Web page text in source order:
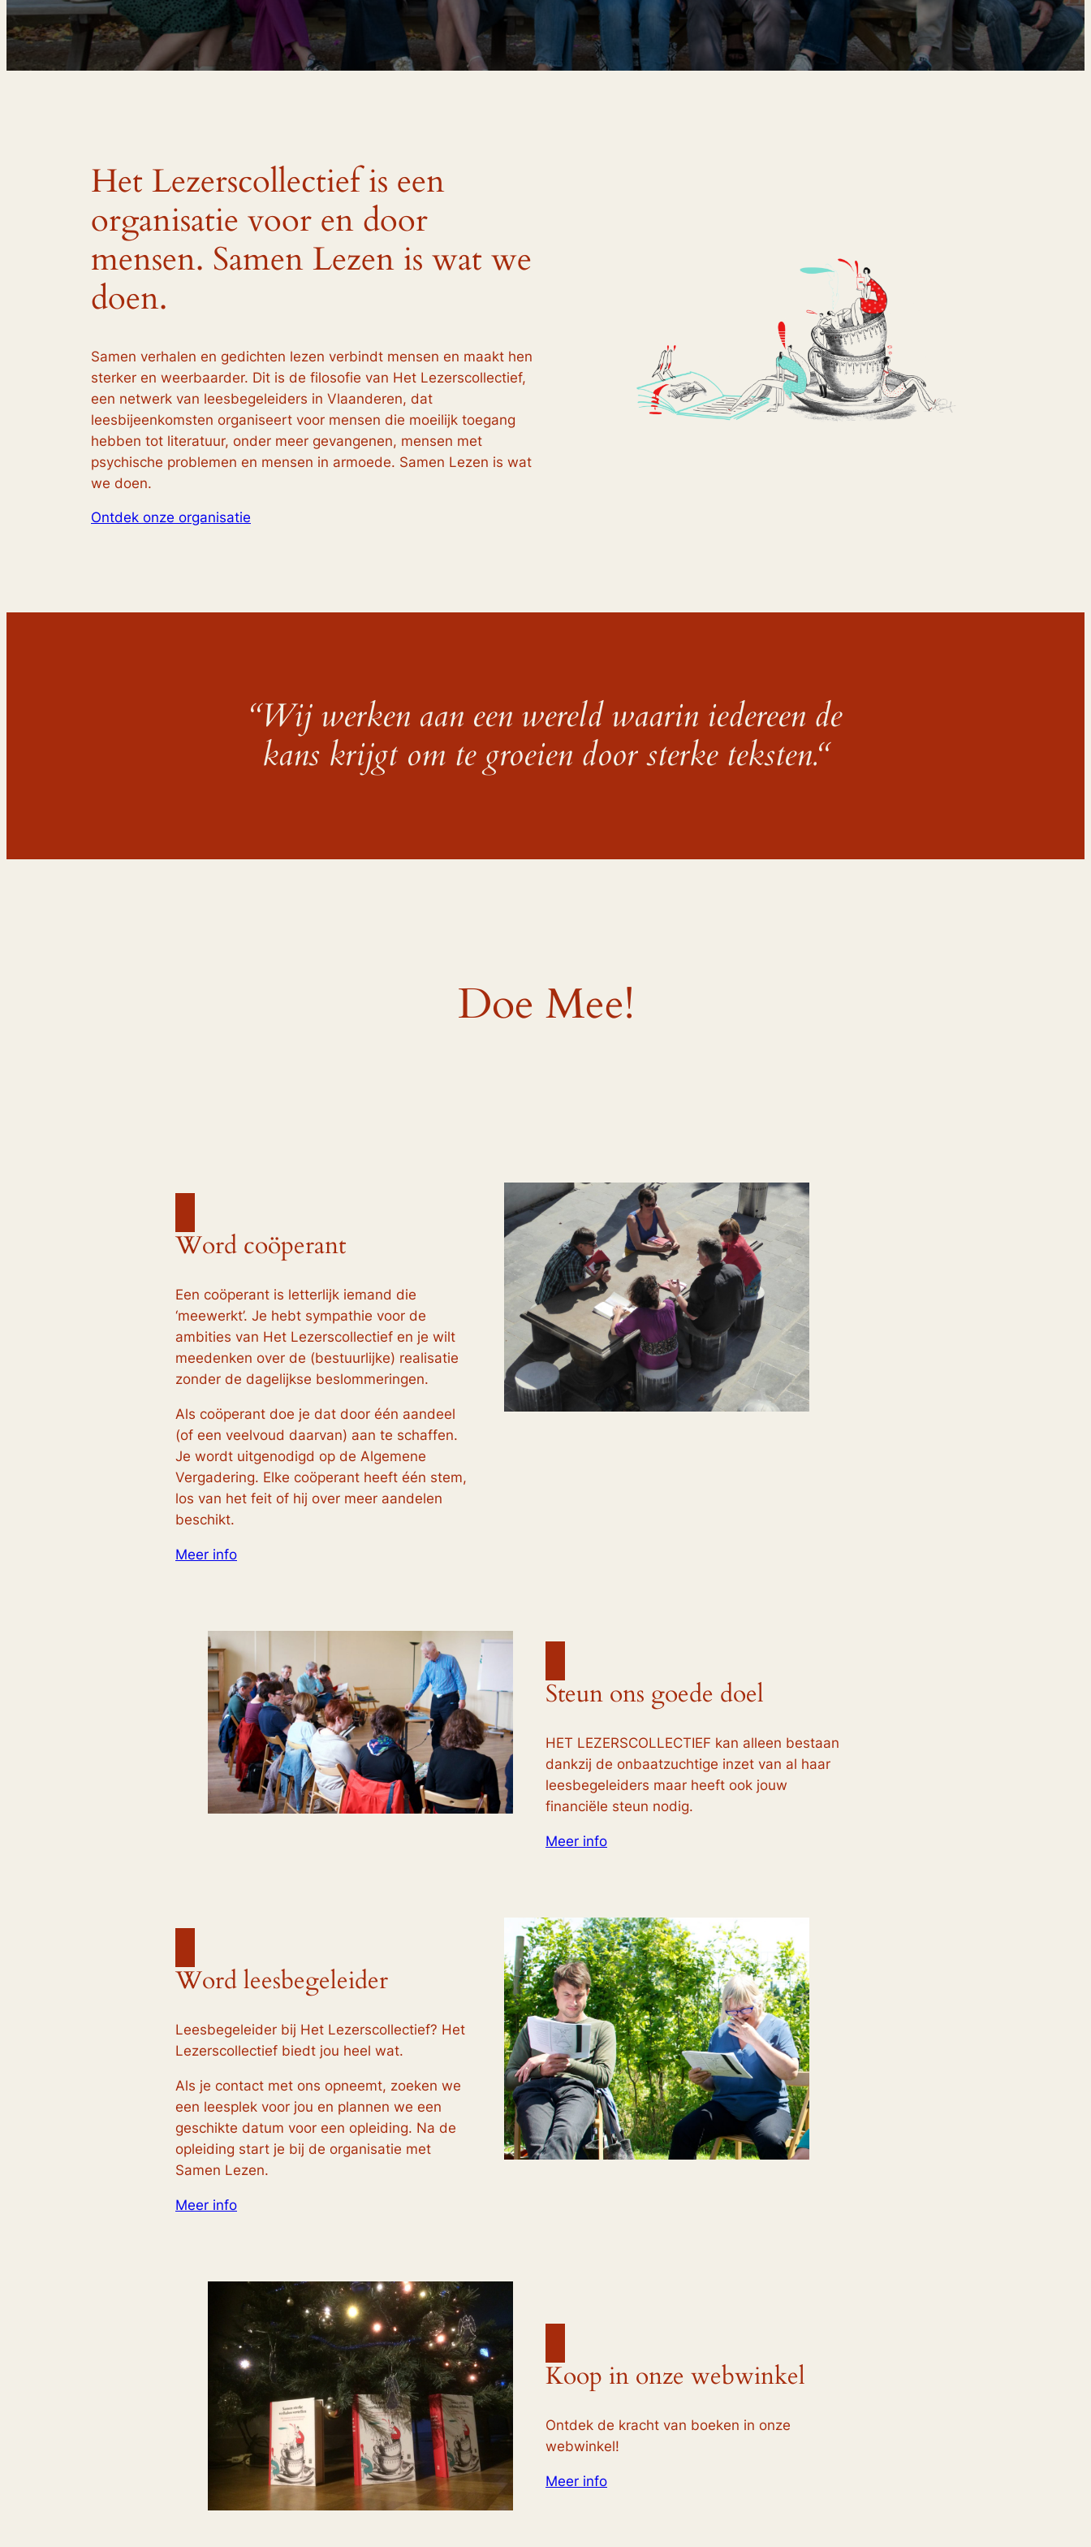
Het Lezerscollectief is een
organisatie voor en door
mensen. Samen Lezen is wat we
doen.
Samen verhalen en gedichten lezen verbindt mensen en maakt hen
sterker en weerbaarder. Dit is de filosofie van Het Lezerscollectief,
een netwerk van leesbegeleiders in Vlaanderen, dat
leesbijeenkomsten organiseert voor mensen die moeilijk toegang
hebben tot literatuur, onder meer gevangenen, mensen met
psychische problemen en mensen in armoede. Samen Lezen is wat
we doen.
Ontdek onze organisatie
“Wij werken aan een wereld waarin iedereen de
kans krijgt om te groeien door sterke teksten.“
Doe Mee!
Word coöperant
Een coöperant is letterlijk iemand die
‘meewerkt’. Je hebt sympathie voor de
ambities van Het Lezerscollectief en je wilt
meedenken over de (bestuurlijke) realisatie
zonder de dagelijkse beslommeringen.
Als coöperant doe je dat door één aandeel
(of een veelvoud daarvan) aan te schaffen.
Je wordt uitgenodigd op de Algemene
Vergadering. Elke coöperant heeft één stem,
los van het feit of hij over meer aandelen
beschikt.
Meer info
Steun ons goede doel
HET LEZERSCOLLECTIEF kan alleen bestaan
dankzij de onbaatzuchtige inzet van al haar
leesbegeleiders maar heeft ook jouw
financiële steun nodig.
Meer info
Word leesbegeleider
Leesbegeleider bij Het Lezerscollectief? Het
Lezerscollectief biedt jou heel wat.
Als je contact met ons opneemt, zoeken we
een leesplek voor jou en plannen we een
geschikte datum voor een opleiding. Na de
opleiding start je bij de organisatie met
Samen Lezen.
Meer info
Koop in onze webwinkel
Ontdek de kracht van boeken in onze
webwinkel!
Meer info